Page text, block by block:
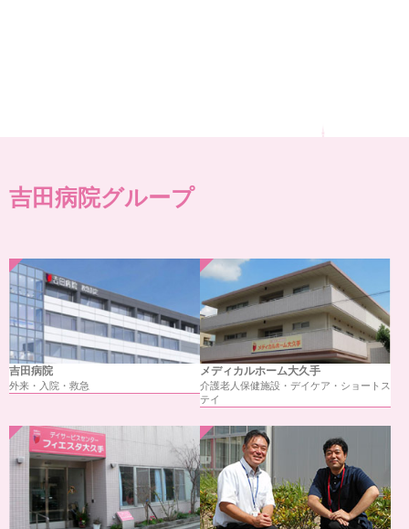
吉田病院グループ
吉田病院
外来・入院・救急
メディカルホーム大久手
介護老人保健施設・ デイケア・ ショートス
テイ